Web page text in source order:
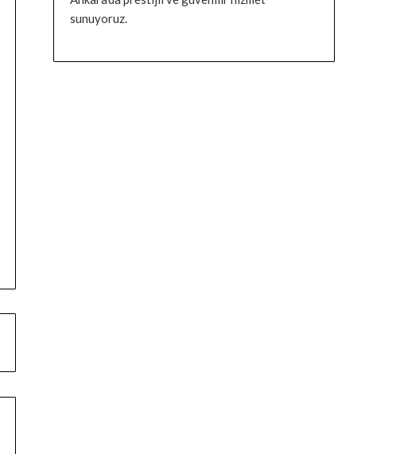
sunuyoruz.